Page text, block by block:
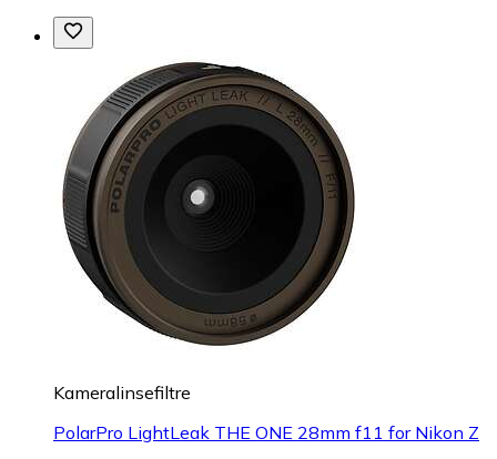
Kameralinsefiltre
PolarPro LightLeak THE ONE 28mm f11 for Nikon Z